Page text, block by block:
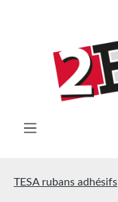
TESA rubans adhésifs